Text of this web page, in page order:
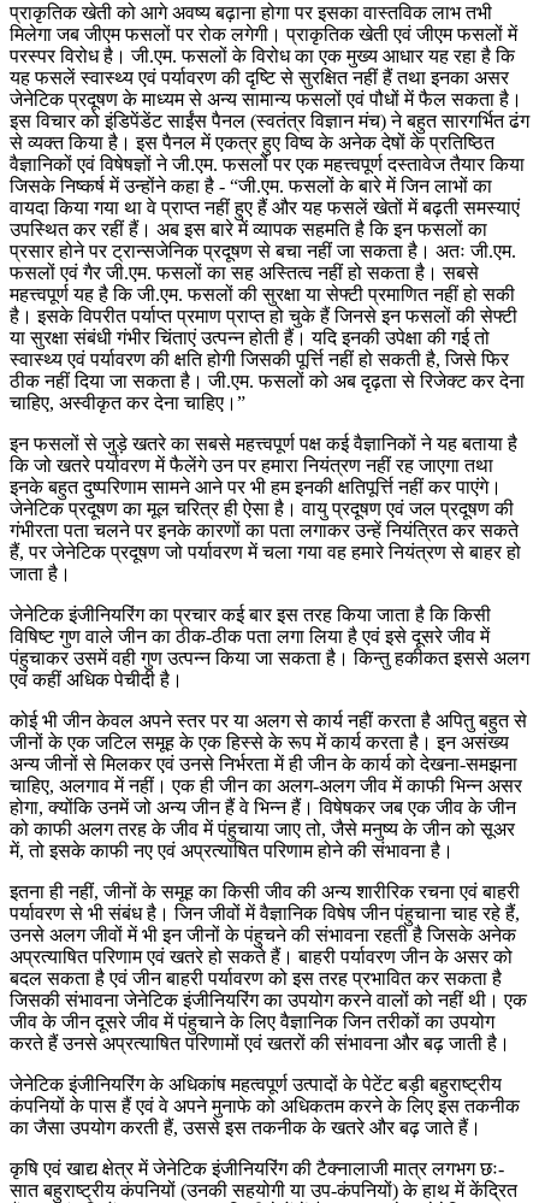
प्राकृतिक खेती को आगे अवष्य बढ़ाना होगा पर इसका वास्तविक लाभ तभी
मिलेगा जब जीएम फसलों पर रोक लगेगी। प्राकृतिक खेती एवं जीएम फसलों में
परस्पर विरोध है। जी.एम. फसलों के विरोध का एक मुख्य आधार यह रहा है कि
यह फसलें स्वास्थ्य एवं पर्यावरण की दृष्टि से सुरक्षित नहीं हैं तथा इनका असर
जेनेटिक प्रदूषण के माध्यम से अन्य सामान्य फसलों एवं पौधों में फैल सकता है।
इस विचार को इंडिपेंडेंट साईंस पैनल (स्वतंत्र विज्ञान मंच) ने बहुत सारगर्भित ढंग
से व्यक्त किया है। इस पैनल में एकत्र हुए विष्व के अनेक देषों के प्रतिष्ठित
वैज्ञानिकों एवं विषेषज्ञों ने जी.एम. फसलों पर एक महत्त्वपूर्ण दस्तावेज तैयार किया
जिसके निष्कर्ष में उन्होंने कहा है - “जी.एम. फसलों के बारे में जिन लाभों का
वायदा किया गया था वे प्राप्त नहीं हुए हैं और यह फसलें खेतों में बढ़ती समस्याएं
उपस्थित कर रहीं हैं। अब इस बारे में व्यापक सहमति है कि इन फसलों का
प्रसार होने पर ट्रान्सजेनिक प्रदूषण से बचा नहीं जा सकता है। अतः जी.एम.
फसलों एवं गैर जी.एम. फसलों का सह अस्तित्व नहीं हो सकता है। सबसे
महत्त्वपूर्ण यह है कि जी.एम. फसलों की सुरक्षा या सेफ्टी प्रमाणित नहीं हो सकी
है। इसके विपरीत पर्याप्त प्रमाण प्राप्त हो चुके हैं जिनसे इन फसलों की सेफ्टी
या सुरक्षा संबंधी गंभीर चिंताएं उत्पन्न होती हैं। यदि इनकी उपेक्षा की गई तो
स्वास्थ्य एवं पर्यावरण की क्षति होगी जिसकी पूर्त्ति नहीं हो सकती है, जिसे फिर
ठीक नहीं दिया जा सकता है। जी.एम. फसलों को अब दृढ़ता से रिजेक्ट कर देना
चाहिए, अस्वीकृत कर देना चाहिए।”
इन फसलों से जुड़े खतरे का सबसे महत्त्वपूर्ण पक्ष कई वैज्ञानिकों ने यह बताया है
कि जो खतरे पर्यावरण में फैलेंगे उन पर हमारा नियंत्रण नहीं रह जाएगा तथा
इनके बहुत दुष्परिणाम सामने आने पर भी हम इनकी क्षतिपूर्त्ति नहीं कर पाएंगे।
जेनेटिक प्रदूषण का मूल चरित्र ही ऐसा है। वायु प्रदूषण एवं जल प्रदूषण की
गंभीरता पता चलने पर इनके कारणों का पता लगाकर उन्हें नियंत्रित कर सकते
हैं, पर जेनेटिक प्रदूषण जो पर्यावरण में चला गया वह हमारे नियंत्रण से बाहर हो
जाता है।
जेनेटिक इंजीनियरिंग का प्रचार कई बार इस तरह किया जाता है कि किसी
विषिष्ट गुण वाले जीन का ठीक-ठीक पता लगा लिया है एवं इसे दूसरे जीव में
पंहुचाकर उसमें वही गुण उत्पन्न किया जा सकता है। किन्तु हकीकत इससे अलग
एवं कहीं अधिक पेचीदी है।
कोई भी जीन केवल अपने स्तर पर या अलग से कार्य नहीं करता है अपितु बहुत से
जीनों के एक जटिल समूह के एक हिस्से के रूप में कार्य करता है। इन असंख्य
अन्य जीनों से मिलकर एवं उनसे निर्भरता में ही जीन के कार्य को देखना-समझना
चाहिए, अलगाव में नहीं। एक ही जीन का अलग-अलग जीव में काफी भिन्न असर
होगा, क्योंकि उनमें जो अन्य जीन हैं वे भिन्न हैं। विषेषकर जब एक जीव के जीन
को काफी अलग तरह के जीव में पंहुचाया जाए तो, जैसे मनुष्य के जीन को सूअर
में, तो इसके काफी नए एवं अप्रत्याषित परिणाम होने की संभावना है।
इतना ही नहीं, जीनों के समूह का किसी जीव की अन्य शारीरिक रचना एवं बाहरी
पर्यावरण से भी संबंध है। जिन जीवों में वैज्ञानिक विषेष जीन पंहुचाना चाह रहे हैं,
उनसे अलग जीवों में भी इन जीनों के पंहुचने की संभावना रहती है जिसके अनेक
अप्रत्याषित परिणाम एवं खतरे हो सकते हैं। बाहरी पर्यावरण जीन के असर को
बदल सकता है एवं जीन बाहरी पर्यावरण को इस तरह प्रभावित कर सकता है
जिसकी संभावना जेनेटिक इंजीनियरिंग का उपयोग करने वालों को नहीं थी। एक
जीव के जीन दूसरे जीव में पंहुचाने के लिए वैज्ञानिक जिन तरीकों का उपयोग
करते हैं उनसे अप्रत्याषित परिणामों एवं खतरों की संभावना और बढ़ जाती है।
जेनेटिक इंजीनियरिंग के अधिकांष महत्वपूर्ण उत्पादों के पेटेंट बड़ी बहुराष्ट्रीय
कंपनियों के पास हैं एवं वे अपने मुनाफे को अधिकतम करने के लिए इस तकनीक
का जैसा उपयोग करती हैं, उससे इस तकनीक के खतरे और बढ़ जाते हैं।
कृषि एवं खाद्य क्षेत्र में जेनेटिक इंजीनियरिंग की टैक्नालाजी मात्र लगभग छः-
सात बहुराष्ट्रीय कंपनियों (उनकी सहयोगी या उप-कंपनियों) के हाथ में केंद्रित